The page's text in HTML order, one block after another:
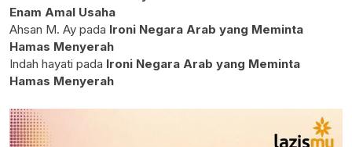
Enam Amal Usaha
Ahsan M. Ay pada Ironi Negara Arab yang Meminta
Hamas Menyerah
Indah hayati pada Ironi Negara Arab yang Meminta
Hamas Menyerah